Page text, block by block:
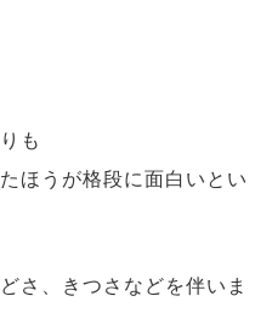
も
ほうが格段に面白いとい
さ、きつさなどを伴いま